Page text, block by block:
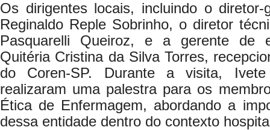
Os dirigentes locais, incluindo o
Reginaldo Reple Sobrinho, o diretor
Pasquarelli Queiroz, e a gerente de
Quitéria Cristina da Silva Torres,
do Coren-SP. Durante a visita,
realizaram uma palestra para os
Ética de Enfermagem, abordando a
dessa entidade dentro do contexto